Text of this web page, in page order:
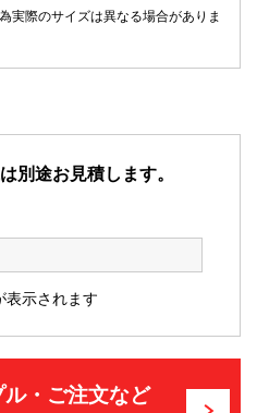
実際のサイズは異なる場合がありま
別途お見積します。
表示されます
ル・ご注文など